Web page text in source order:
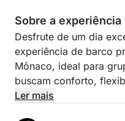
Sobre a experiência
Desfrute de um dia
experiência de barco
Mônaco, ideal para
buscam conforto,
inesquecíveis.
Ler mais